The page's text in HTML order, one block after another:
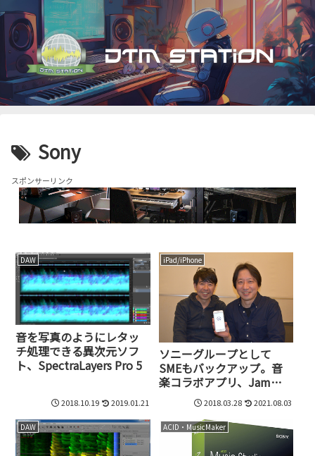
Sony
スポンサーリンク
DAW
音を写真のようにレタッ
チ処理できる異次元ソフ
ト、SpectraLayers Pro 5
2018.10.19 2019.01.21
iPad/iPhone
ソニーグループとして
SMEもバックアップ。音
楽コラボアプリ、Jam
Studioが狙う音楽制作の
新しい世界2018.03.28 2021.08.03
DAW ACID・MusicMaker